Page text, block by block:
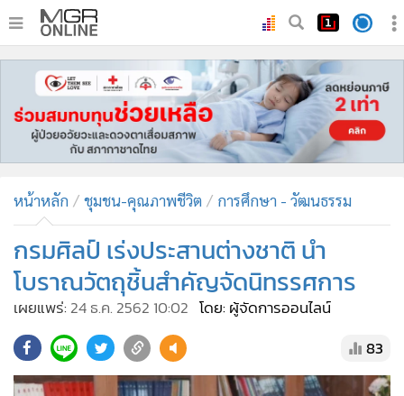
หน้าหลัก
ทันเหตุการณ์
• ภาคใต้
• บันเทิง
ผู้จัดการรายวัน
• คอลัมนิสต์
• ละคร
• Cyber BIZ
• ผู้จัดกวน
หน้าหลัก ชุมชน-คุณภาพชีวิต การศึกษา - วัฒนธรรม
กรมศิลป์ เร่งประสานต่างชาติ นำ
โบราณวัตถุชิ้นสำคัญจัดนิทรรศการ
เผยแพร่: 24 ธ.ค. 2562 10:02 โดย: ผู้จัดการออนไลน์
83